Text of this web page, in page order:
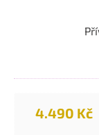
4.490 Kč